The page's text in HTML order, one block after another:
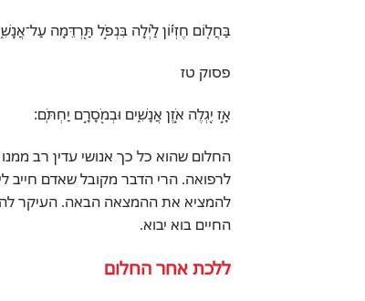
בַּחֲל֤וֹם חֶזְי֬וֹן לַ֗יְלָה בִּנְפֹ֣ל תַּ֭רְדֵּמָה
פסוק טז
אָ֣ז יִ֭גְלֶה אֹ֣זֶן אֲנָשִׁ֑ים וּבְמֹ֖סָרָ֣ם יַחְתֹּֽם׃
החלום שהוא כל כך אנושי עדין רב
לרפואה. הרי הדבר מקובל שאדם חייב
להמציא את ההמצאה הבאה. העיקר
החיים בוא יבוא.
ללכת אחר החלום